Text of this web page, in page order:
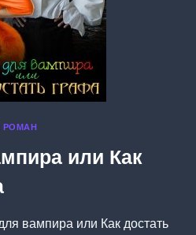
РОМАН
или Как
вампира или Как достать